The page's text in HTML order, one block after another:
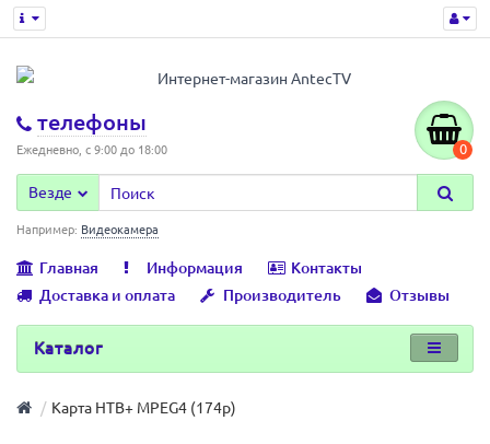
телефоны
Ежедневно, с 9:00 до 18:00 0
Везде
Например: Видеокамера
Главная Информация
Контакты
Доставка и оплата
Производитель Отзывы
Каталог
Карта НТВ+ MPEG4 (174р)